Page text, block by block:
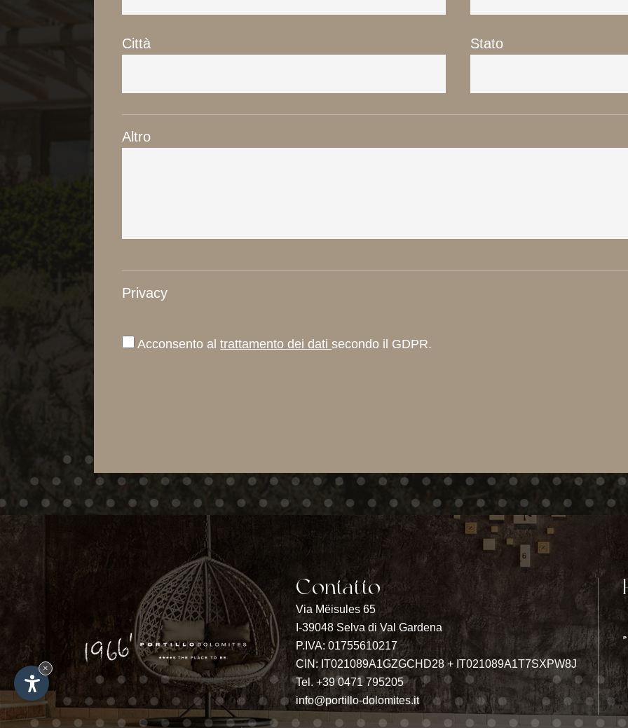
CONDIZIONI GALLERIA FOTO LOCALITÀ & ARRIVO EN DE
Città Stato
Altro
Privacy
Acconsento altrattamento dei dati secondo il GDPR.
Contatto
Via Mëisules 65
I-39048 Selva di Val Gardena
P.IVA: 01755610217
CIN: IT021089A1GZGCHD28 + IT021089A1T7SXPW8J
Tel. +39 0471 795205
info@portillo-dolomites.it
×